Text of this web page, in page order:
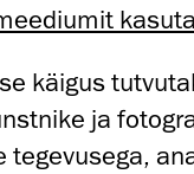
käigus
ja
tegevusega,